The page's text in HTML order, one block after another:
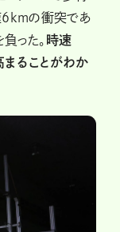
6kmの衝突であ
った。 時速
ることがわか